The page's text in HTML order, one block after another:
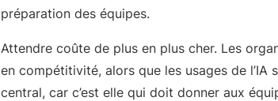
préparation des équipes.
Attendre coûte de plus en plus cher. Les
en compétitivité, alors que les usages de
central, car c’est elle qui doit donner aux